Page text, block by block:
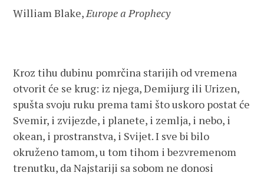
William Blake, Europe a Prophecy
Kroz tihu dubinu pomrčina starijih od vremena
otvorit će se krug: iz njega, Demijurg ili Urizen,
spušta svoju ruku prema tami što uskoro postat će
Svemir, i zvijezde, i planete, i zemlja, i nebo, i
okean, i prostranstva, i Svijet. I sve bi bilo
okruženo tamom, u tom tihom i bezvremenom
trenutku, da Najstariji sa sobom ne donosi